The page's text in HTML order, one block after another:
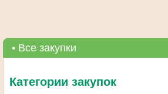
• Все закупки
Категории закупок